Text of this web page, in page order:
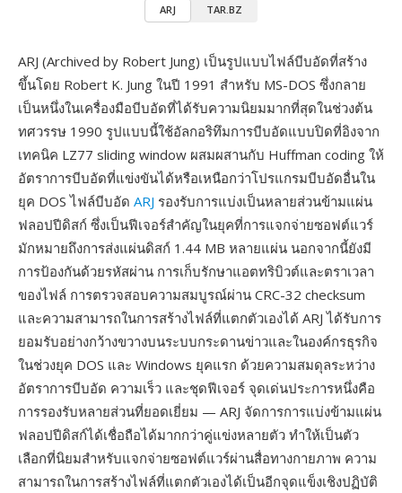
ARJ TAR.BZ
ARJ (Archived by Robert Jung) เป็นรูปแบบไฟล์บีบอัดที่สร้าง
ขึ้นโดย Robert K. Jung ในปี 1991 สำหรับ MS-DOS ซึ่งกลาย
เป็นหนึ่งในเครื่องมือบีบอัดที่ได้รับความนิยมมากที่สุดในช่วงต้น
ทศวรรษ 1990 รูปแบบนี้ใช้อัลกอริทึมการบีบอัดแบบปิดที่อิงจาก
เทคนิค LZ77 sliding window ผสมผสานกับ Huffman coding ให้
อัตราการบีบอัดที่แข่งขันได้หรือเหนือกว่าโปรแกรมบีบอัดอื่นใน
ยุค DOS ไฟล์บีบอัด ARJ รองรับการแบ่งเป็นหลายส่วนข้ามแผ่น
ฟลอปปีดิสก์ ซึ่งเป็นฟีเจอร์สำคัญในยุคที่การแจกจ่ายซอฟต์แวร์
มักหมายถึงการส่งแผ่นดิสก์ 1.44 MB หลายแผ่น นอกจากนี้ยังมี
การป้องกันด้วยรหัสผ่าน การเก็บรักษาแอตทริบิวต์และตราเวลา
ของไฟล์ การตรวจสอบความสมบูรณ์ผ่าน CRC-32 checksum
และความสามารถในการสร้างไฟล์ที่แตกตัวเองได้ ARJ ได้รับการ
ยอมรับอย่างกว้างขวางบนระบบกระดานข่าวและในองค์กรธุรกิจ
ในช่วงยุค DOS และ Windows ยุคแรก ด้วยความสมดุลระหว่าง
อัตราการบีบอัด ความเร็ว และชุดฟีเจอร์ จุดเด่นประการหนึ่งคือ
การรองรับหลายส่วนที่ยอดเยี่ยม — ARJ จัดการการแบ่งข้ามแผ่น
ฟลอปปีดิสก์ได้เชื่อถือได้มากกว่าคู่แข่งหลายตัว ทำให้เป็นตัว
เลือกที่นิยมสำหรับแจกจ่ายซอฟต์แวร์ผ่านสื่อทางกายภาพ ความ
สามารถในการสร้างไฟล์ที่แตกตัวเองได้เป็นอีกจุดแข็งเชิงปฏิบัติ